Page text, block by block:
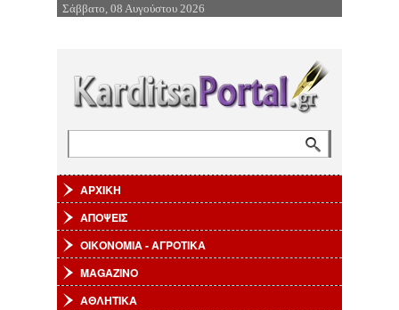
Επιστροφή στην Πλοήγηση
Σάββατο, 08 Αυγούστου 2026
ΑΡΧΙΚΗ
ΑΠΟΨΕΙΣ
ΟΙΚΟΝΟΜΙΑ - ΑΓΡΟΤΙΚΑ
MAGAZINO
ΑΘΛΗΤΙΚΑ